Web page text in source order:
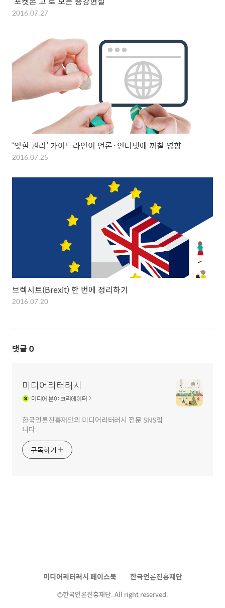
2016.07.27
‘잊힐 권리’ 가이드라인이 언론·인터넷에 끼칠 영향
2016.07.25
브렉시트(Brexit) 한 번에 정리하기
2016.07.20
댓글 0
미디어리터러시
미디어분야 크리에이터
한국언론진흥재단의 미디어리터러시 전문 SNS입
니다.
구독하기
미디어리터러시 페이스북 한국언론진흥재단
©한국언론진흥재단. All right reserved.